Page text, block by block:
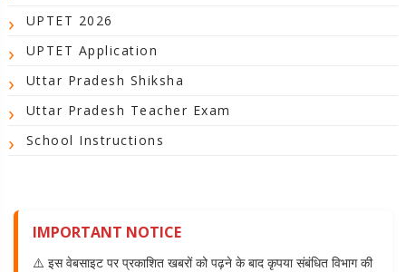
UPTET 2026
UPTET Application
Uttar Pradesh Shiksha
Uttar Pradesh Teacher Exam
School Instructions
IMPORTANT NOTICE
⚠️ इस वेबसाइट पर प्रकाशित खबरों को पढ़ने के बाद कृपया संबंधित विभाग की